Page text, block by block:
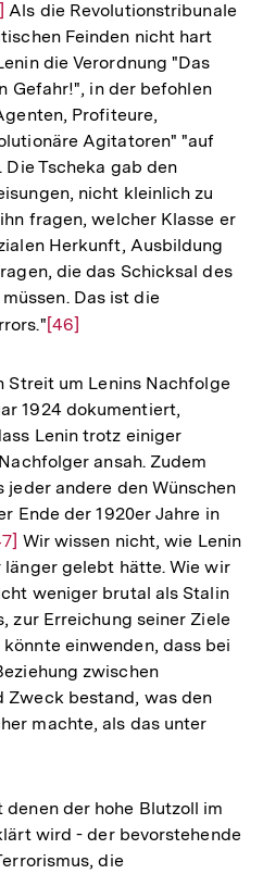
Als die Revolutionstribunale
Feinden nicht hart
die Verordnung "Das
Gefahr!", in der befohlen
Profiteure,
Agitatoren" "auf
Tscheka gab den
nicht kleinlich zu
fragen, welcher Klasse er
Herkunft, Ausbildung
die das Schicksal des
Das ist die
Zur
der
Fußnote
[46]
Streit um Lenins Nachfolge
1924 dokumentiert,
Lenin trotz einiger
ansah. Zudem
andere den Wünschen
Ende der 1920er Jahre in
Wir wissen nicht, wie Lenin
gelebt hätte. Wie wir
weniger brutal als Stalin
zur Erreichung seiner Ziele
einwenden, dass bei
zwischen
bestand, was den
machte, als das unter
der hohe Blutzoll im
wird - der bevorstehende
die